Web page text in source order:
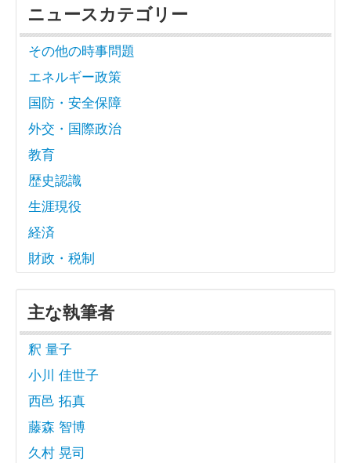
ニュースカテゴリー
その他の時事問題
エネルギー政策
国防・安全保障
外交・国際政治
教育
歴史認識
生涯現役
経済
財政・税制
主な執筆者
釈 量子
小川 佳世子
西邑 拓真
藤森 智博
久村 晃司